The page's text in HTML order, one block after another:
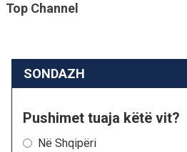
Top Channel
SONDAZH
Pushimet tuaja këtë vit?
Në Shqipëri